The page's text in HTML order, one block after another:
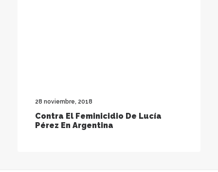
28 noviembre, 2018
Contra El Feminicidio De Lucía
Pérez En Argentina